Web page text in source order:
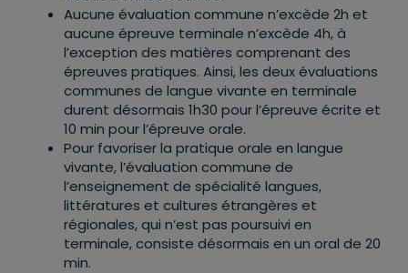
Aucune évaluation commune n’excède 2h et
aucune épreuve terminale n’excède 4h, à
l’exception des matières comprenant des
épreuves pratiques. Ainsi, les deux évaluations
communes de langue vivante en terminale
durent désormais 1h30 pour l’épreuve écrite et
10 min pour l’épreuve orale.
Pour favoriser la pratique orale en langue
vivante, l’évaluation commune de
l’enseignement de spécialité langues,
littératures et cultures étrangères et
régionales, qui n’est pas poursuivi en
terminale, consiste désormais en un oral de 20
min.